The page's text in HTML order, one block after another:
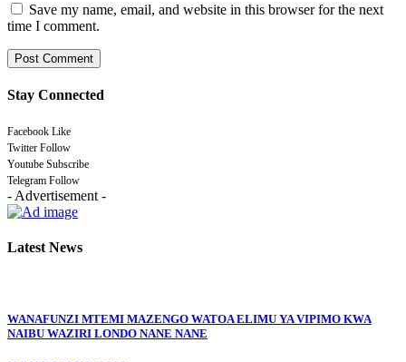
Save my name, email, and website in this browser for the next
time I comment.
Stay Connected
Facebook Like
Twitter Follow
Youtube Subscribe
Telegram Follow
- Advertisement -
Latest News
WANAFUNZI MTEMI MAZENGO WATOA ELIMU YA VIPIMO KWA
NAIBU WAZIRI LONDO NANE NANE